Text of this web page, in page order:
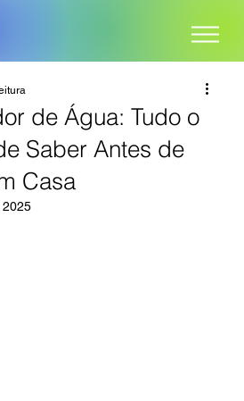
de Água: Tudo o
Saber Antes de
Casa
2025